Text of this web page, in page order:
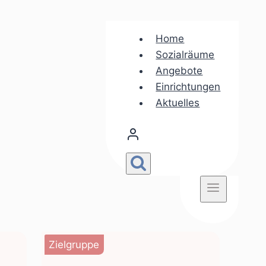
Home
Sozialräume
Angebote
Einrichtungen
Aktuelles
Zielgruppe